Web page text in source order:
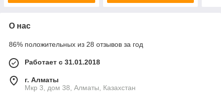
О нас
86% положительных из 28 отзывов за год
Работает с 31.01.2018
г. Алматы
Мкр 3, дом 38, Алматы, Казахстан